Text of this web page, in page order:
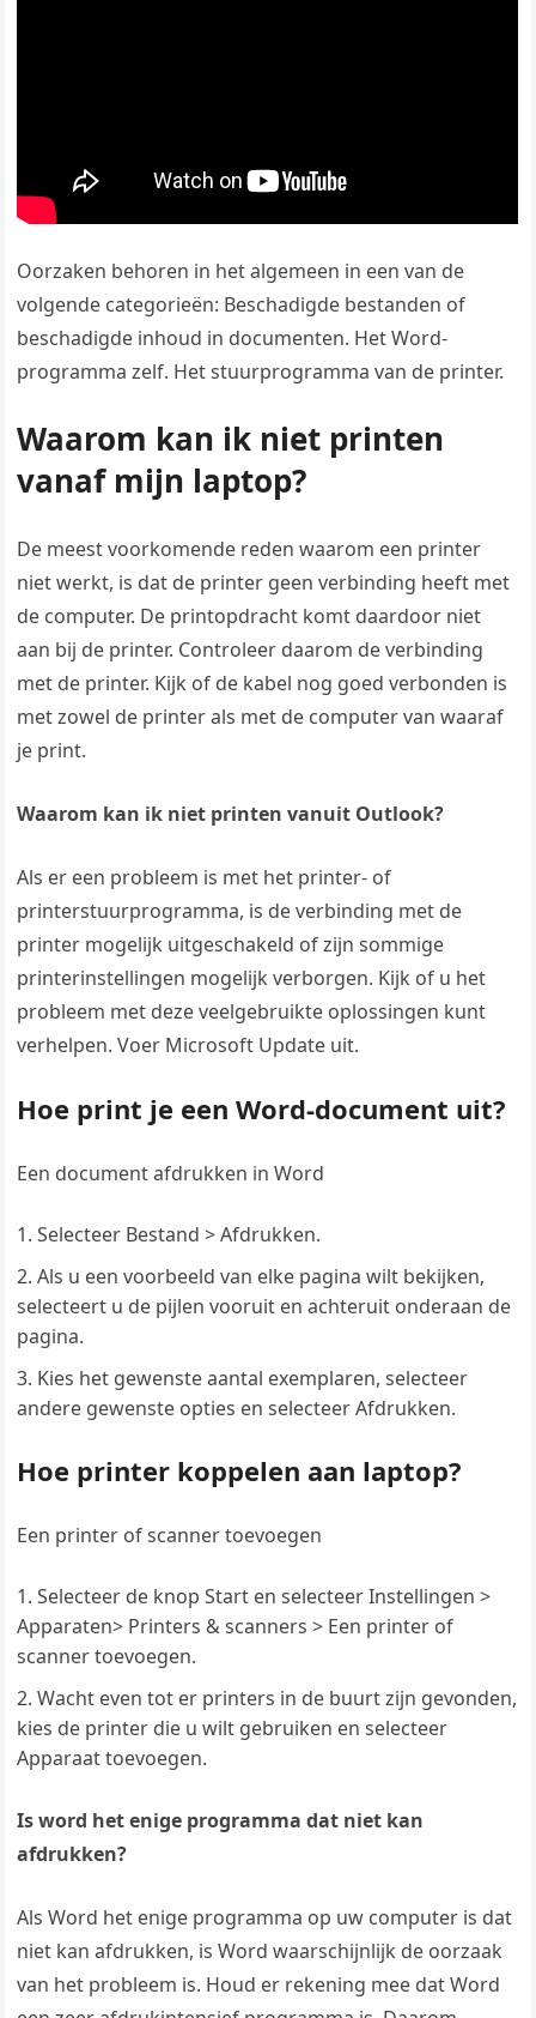
Oorzaken behoren in het algemeen in een van de
volgende categorieën: Beschadigde bestanden of
beschadigde inhoud in documenten. Het Word-
programma zelf. Het stuurprogramma van de printer.
Waarom kan ik niet printen
vanaf mijn laptop?
De meest voorkomende reden waarom een printer
niet werkt, is dat de printer geen verbinding heeft met
de computer. De printopdracht komt daardoor niet
aan bij de printer. Controleer daarom de verbinding
met de printer. Kijk of de kabel nog goed verbonden is
met zowel de printer als met de computer van waaraf
je print.
Waarom kan ik niet printen vanuit Outlook?
Als er een probleem is met het printer- of
printerstuurprogramma, is de verbinding met de
printer mogelijk uitgeschakeld of zijn sommige
printerinstellingen mogelijk verborgen. Kijk of u het
probleem met deze veelgebruikte oplossingen kunt
verhelpen. Voer Microsoft Update uit.
Hoe print je een Word-document uit?
Een document afdrukken in Word
Selecteer Bestand > Afdrukken.
Als u een voorbeeld van elke pagina wilt bekijken,
selecteert u de pijlen vooruit en achteruit onderaan de
pagina.
Kies het gewenste aantal exemplaren, selecteer
andere gewenste opties en selecteer Afdrukken.
Hoe printer koppelen aan laptop?
Een printer of scanner toevoegen
Selecteer de knop Start en selecteer Instellingen >
Apparaten> Printers & scanners > Een printer of
scanner toevoegen.
Wacht even tot er printers in de buurt zijn gevonden,
kies de printer die u wilt gebruiken en selecteer
Apparaat toevoegen.
Is word het enige programma dat niet kan
afdrukken?
Als Word het enige programma op uw computer is dat
niet kan afdrukken, is Word waarschijnlijk de oorzaak
van het probleem is. Houd er rekening mee dat Word